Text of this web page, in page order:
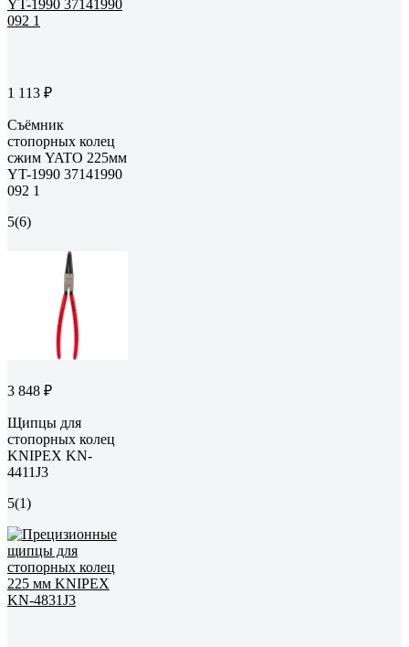
1 113 ₽
Съёмник
стопорных колец
сжим YATO 225мм
YT-1990 37141990
092 1
5(6)
3 848 ₽
Щипцы для
стопорных колец
KNIPEX KN-
4411J3
5(1)